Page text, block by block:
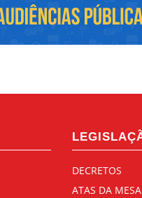
DECRETOS
ATAS DA